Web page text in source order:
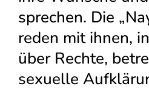
sprechen. Die
reden mit ihnen,
über Rechte,
sexuelle